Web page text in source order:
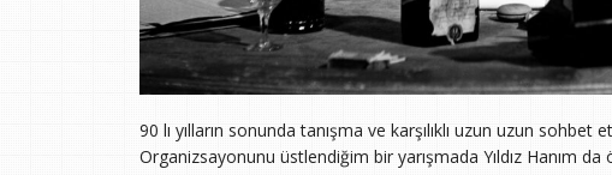
90 lı yılların sonunda tanışma ve karşılıklı uzun uzun sohbet
Organizsayonunu üstlendiğim bir yarışmada Yıldız Hanım